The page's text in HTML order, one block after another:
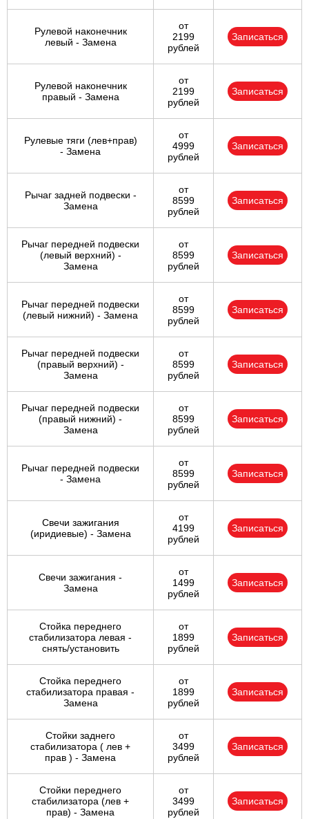
Рулевой наконечник
левый - Замена
от
2199
рублей
Записаться
Рулевой наконечник
правый - Замена
от
2199
рублей
Записаться
Рулевые тяги (лев+прав)
- Замена
от
4999
рублей
Записаться
Рычаг задней подвески -
Замена
от
8599
рублей
Записаться
Рычаг передней подвески
(левый верхний) -
Замена
от
8599
рублей
Записаться
Рычаг передней подвески
(левый нижний) - Замена
от
8599
рублей
Записаться
Рычаг передней подвески
(правый верхний) -
Замена
от
8599
рублей
Записаться
Рычаг передней подвески
(правый нижний) -
Замена
от
8599
рублей
Записаться
Рычаг передней подвески
- Замена
от
8599
рублей
Записаться
Свечи зажигания
(иридиевые) - Замена
от
4199
рублей
Записаться
Свечи зажигания -
Замена
от
1499
рублей
Записаться
Стойка переднего
стабилизатора левая -
снять/установить
от
1899
рублей
Записаться
Стойка переднего
стабилизатора правая -
Замена
от
1899
рублей
Записаться
Стойки заднего
стабилизатора ( лев +
прав ) - Замена
от
3499
рублей
Записаться
Стойки переднего
стабилизатора (лев +
прав) - Замена
от
3499
рублей
Записаться